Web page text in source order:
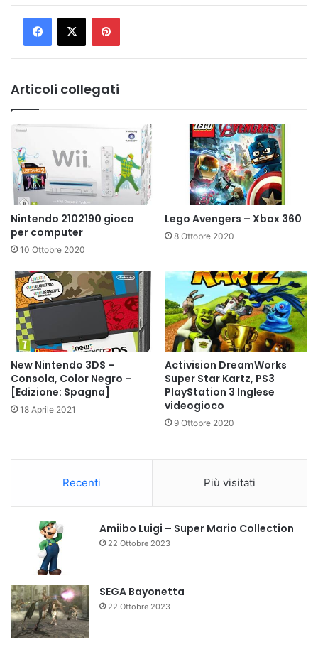
Pinterest
Articoli collegati
Nintendo 2102190 gioco
per computer
10 Ottobre 2020
Lego Avengers – Xbox 360
8 Ottobre 2020
New Nintendo 3DS –
Consola, Color Negro –
[Edizione: Spagna]
18 Aprile 2021
Activision DreamWorks
Super Star Kartz, PS3
PlayStation 3 Inglese
videogioco
9 Ottobre 2020
Recenti Più visitati
Amiibo Luigi – Super Mario Collection
22 Ottobre 2023
SEGA Bayonetta
22 Ottobre 2023